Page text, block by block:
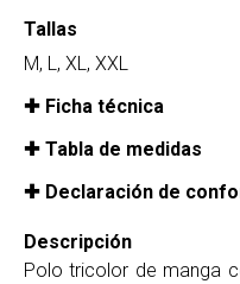
Tallas
M, L, XL, XXL
Ficha técnica
Tabla de medidas
Declaración de
Descripción
Polo tricolor de manga